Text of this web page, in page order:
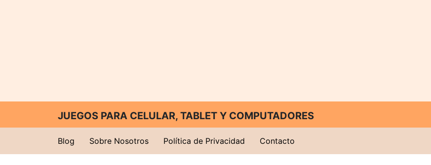
JUEGOS PARA CELULAR, TABLET Y COMPUTADORES
Blog Sobre Nosotros Política de Privacidad Contacto